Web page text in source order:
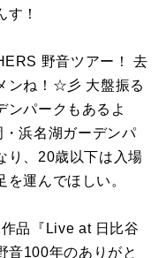
！
野音ツアー！ 去
ンね！☆彡 大盤振る
ンパークもあるよ
浜名湖ガーデンパ
り、20歳以下は入場
運んでほしい。
品『Live at 日比谷
音100年のありがと